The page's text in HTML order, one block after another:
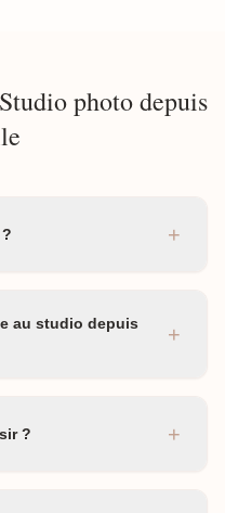
photo depuis
+
au studio depuis
+
? +